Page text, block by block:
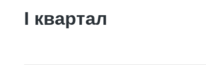
I квартал